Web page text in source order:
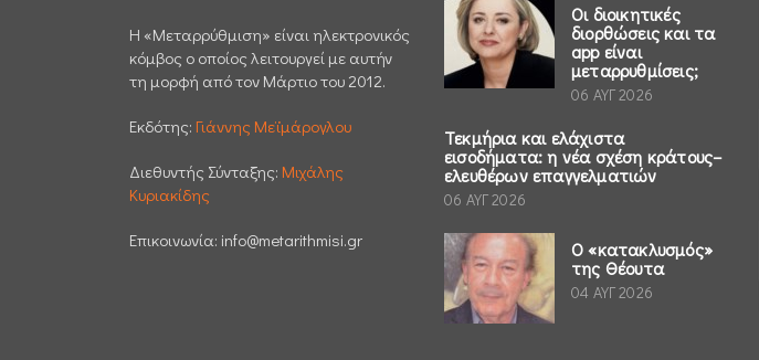
H «Μεταρρύθμιση» είναι ηλεκτρονικός
κόμβος ο οποίος λειτουργεί με αυτήν
τη μορφή από τον Μάρτιο του 2012.
Εκδότης: Γιάννης Μεϊμάρογλου
Διεθυντής Σύνταξης: Μιχάλης
Κυριακίδης
Επικοινωνία: info@metarithmisi.gr
Οι διοικητικές
διορθώσεις και τα
app είναι
μεταρρυθμίσεις;
06 ΑΥΓ 2026
Τεκμήρια και ελάχιστα
εισοδήματα: η νέα σχέση κράτους–
ελευθέρων επαγγελματιών
06 ΑΥΓ 2026
Ο «κατακλυσμός»
της Θέουτα
04 ΑΥΓ 2026